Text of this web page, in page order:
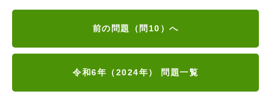
前の問題（問10）へ
令和6年（2024年） 問題一覧